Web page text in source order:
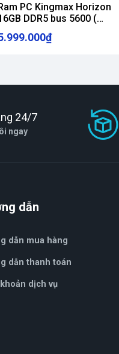
PC Kingmax Horizon
DDR5 bus 5600 (
24/7
ngay
dẫn
dẫn mua hàng
dẫn thanh toán
dịch vụ